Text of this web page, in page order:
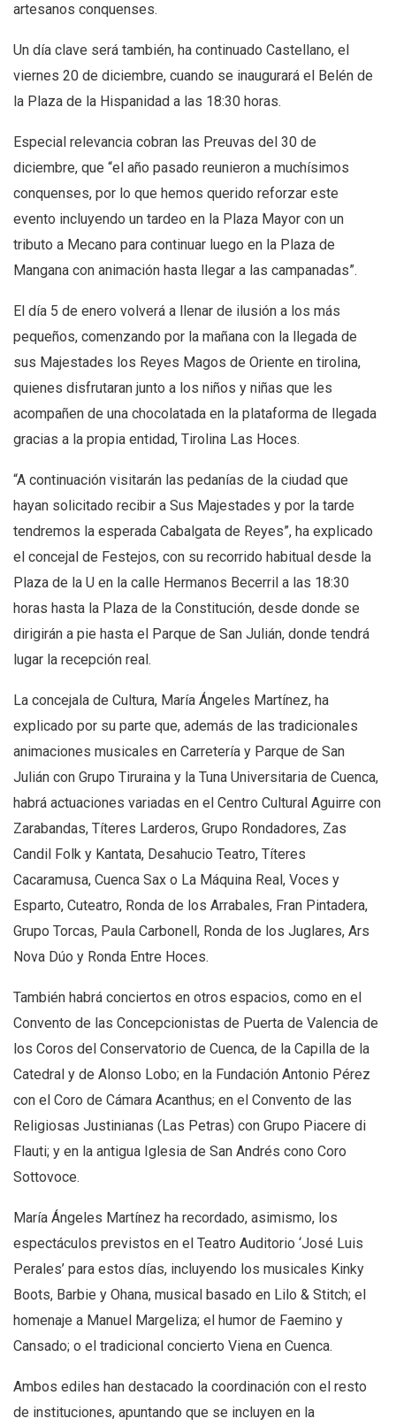
artesanos conquenses.
Un día clave será también, ha continuado Castellano, el
viernes 20 de diciembre, cuando se inaugurará el Belén de
la Plaza de la Hispanidad a las 18:30 horas.
Especial relevancia cobran las Preuvas del 30 de
diciembre, que “el año pasado reunieron a muchísimos
conquenses, por lo que hemos querido reforzar este
evento incluyendo un tardeo en la Plaza Mayor con un
tributo a Mecano para continuar luego en la Plaza de
Mangana con animación hasta llegar a las campanadas”.
El día 5 de enero volverá a llenar de ilusión a los más
pequeños, comenzando por la mañana con la llegada de
sus Majestades los Reyes Magos de Oriente en tirolina,
quienes disfrutaran junto a los niños y niñas que les
acompañen de una chocolatada en la plataforma de llegada
gracias a la propia entidad, Tirolina Las Hoces.
“A continuación visitarán las pedanías de la ciudad que
hayan solicitado recibir a Sus Majestades y por la tarde
tendremos la esperada Cabalgata de Reyes”, ha explicado
el concejal de Festejos, con su recorrido habitual desde la
Plaza de la U en la calle Hermanos Becerril a las 18:30
horas hasta la Plaza de la Constitución, desde donde se
dirigirán a pie hasta el Parque de San Julián, donde tendrá
lugar la recepción real.
La concejala de Cultura, María Ángeles Martínez, ha
explicado por su parte que, además de las tradicionales
animaciones musicales en Carretería y Parque de San
Julián con Grupo Tiruraina y la Tuna Universitaria de Cuenca,
habrá actuaciones variadas en el Centro Cultural Aguirre con
Zarabandas, Títeres Larderos, Grupo Rondadores, Zas
Candil Folk y Kantata, Desahucio Teatro, Títeres
Cacaramusa, Cuenca Sax o La Máquina Real, Voces y
Esparto, Cuteatro, Ronda de los Arrabales, Fran Pintadera,
Grupo Torcas, Paula Carbonell, Ronda de los Juglares, Ars
Nova Dúo y Ronda Entre Hoces.
También habrá conciertos en otros espacios, como en el
Convento de las Concepcionistas de Puerta de Valencia de
los Coros del Conservatorio de Cuenca, de la Capilla de la
Catedral y de Alonso Lobo; en la Fundación Antonio Pérez
con el Coro de Cámara Acanthus; en el Convento de las
Religiosas Justinianas (Las Petras) con Grupo Piacere di
Flauti; y en la antigua Iglesia de San Andrés cono Coro
Sottovoce.
María Ángeles Martínez ha recordado, asimismo, los
espectáculos previstos en el Teatro Auditorio ‘José Luis
Perales’ para estos días, incluyendo los musicales Kinky
Boots, Barbie y Ohana, musical basado en Lilo & Stitch; el
homenaje a Manuel Margeliza; el humor de Faemino y
Cansado; o el tradicional concierto Viena en Cuenca.
Ambos ediles han destacado la coordinación con el resto
de instituciones, apuntando que se incluyen en la